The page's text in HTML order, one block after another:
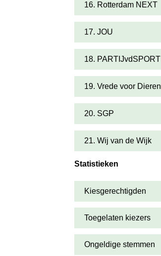
16. Rotterdam NEXT
17. JOU
18. PARTIJvdSPORT
19. Vrede voor Dieren
20. SGP
21. Wij van de Wijk
Statistieken
Kiesgerechtigden
Toegelaten kiezers
Ongeldige stemmen